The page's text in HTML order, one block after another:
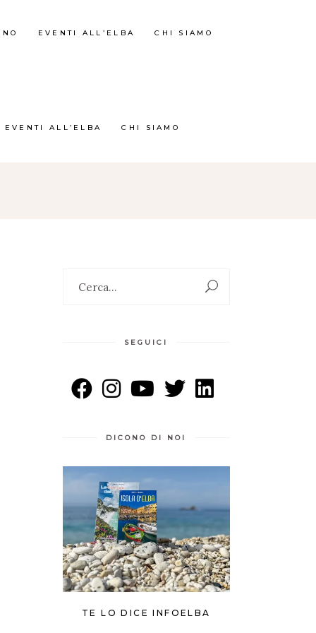
EVENTI ALL’ELBA CHI SIAMO
EVENTI ALL’ELBA CHI SIAMO
SEGUICI
DICONO DI NOI
TE LO DICE INFOELBA